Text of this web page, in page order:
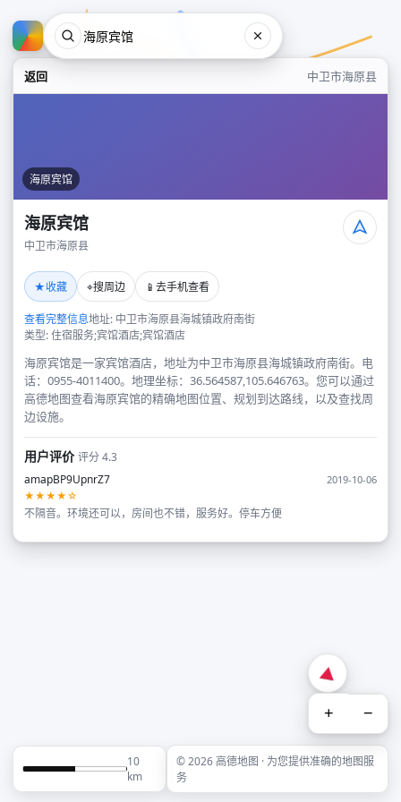
返回 中卫市海原县
海原宾馆
海原宾馆
中卫市海原县
★收藏 ⌖搜周边 📱 去手机查看
查看完整信息地址: 中卫市海原县海城镇政府南街
类型: 住宿服务;宾馆酒店;宾馆酒店
海原宾馆是一家宾馆酒店，地址为中卫市海原县海城镇政府南街。电
话：0955-4011400。地理坐标：36.564587,105.646763。您可以通过
高德地图查看海原宾馆的精确地图位置、规划到达路线，以及查找周
边设施。
用户评价评分 4.3
amapBP9UpnrZ7
2019-10-06
★★★★☆
不隔音。环境还可以，房间也不错，服务好。停车方便
+ −
10
km
© 2026 高德地图 · 为您提供准确的地图服
务